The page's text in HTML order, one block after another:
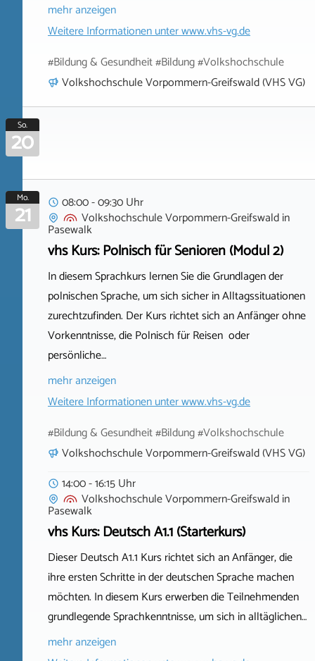
mehr anzeigen
Weitere Informationen unterwww.vhs-vg.de
#Bildung & Gesundheit #Bildung #Volkshochschule
Volkshochschule Vorpommern-Greifswald (VHS VG)
So.
20
Mo.
21
08:00 - 09:30 Uhr
Volkshochschule Vorpommern-Greifswaldin
Pasewalk
vhs Kurs: Polnisch für Senioren (Modul 2)
In diesem Sprachkurs lernen Sie die Grundlagen der
polnischen Sprache, um sich sicher in Alltagssituationen
zurechtzufinden. Der Kurs richtet sich an Anfänger ohne
Vorkenntnisse, die Polnisch für Reisen oder
persönliche…
mehr anzeigen
Weitere Informationen unterwww.vhs-vg.de
#Bildung & Gesundheit #Bildung #Volkshochschule
Volkshochschule Vorpommern-Greifswald (VHS VG)
14:00 - 16:15 Uhr
Volkshochschule Vorpommern-Greifswaldin
Pasewalk
vhs Kurs: Deutsch A1.1 (Starterkurs)
Dieser Deutsch A1.1 Kurs richtet sich an Anfänger, die
ihre ersten Schritte in der deutschen Sprache machen
möchten. In diesem Kurs erwerben die Teilnehmenden
grundlegende Sprachkenntnisse, um sich in alltäglichen…
mehr anzeigen